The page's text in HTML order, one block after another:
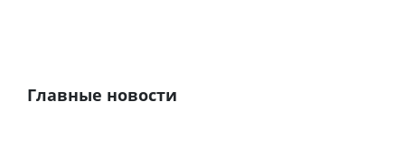
Главные новости